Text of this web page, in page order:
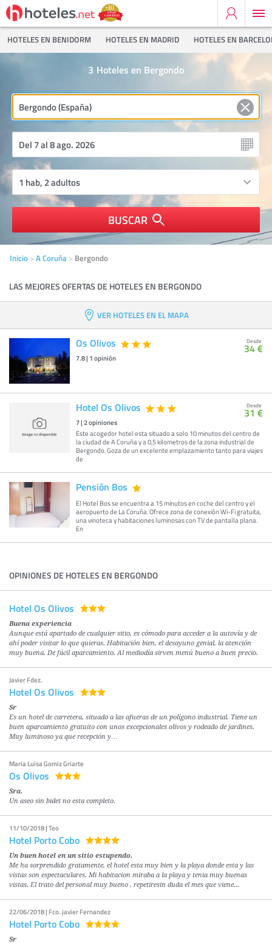
HOTELES EN BENIDORM HOTELES EN MADRID HOTELES EN
Hoteles en Bergondo
3
BUSCAR
Inicio A Coruña Bergondo
LAS MEJORES OFERTAS DE HOTELES EN BERGONDO
VER HOTELES EN EL MAPA
Os Olivos
7.8| 1opinión
Desde
34 €
Hotel Os Olivos
7|2opiniones
Este acogedor hotel esta situado a solo 10 minutos del centro de
la ciudad de A Coruña y a 0,5 kilometros de la zona industrial de
Bergondo. Goza de un excelente emplazamiento tanto para viajes
de
Desde
31 €
Pensión Bos
El Hotel Bos se encuentra a 15 minutos en coche del centro y el
aeropuerto de La Coruña. Ofrece zona de conexión Wi-Fi gratuita,
una vinoteca y habitaciones luminosas con TV de pantalla plana.
En
OPINIONES DE HOTELES EN BERGONDO
Hotel Os Olivos
Buena experiencia
Aunque está apartado de cualquier sitio, es cómodo para acceder a la autovía y de
ahí poder visitar lo que quieras. Habitación bien, el desayuno genial, la atención
muy buena. De fácil aparcamiento. Al mediodía sirven menú bueno a buen precio.
Javier Fdez.
Hotel Os Olivos
Sr
Es un hotel de carretera, situado a las afueras de un polígono industrial. Tiene un
buen aparcamiento gratuito con unos excepcionales olivos y rodeado de jardines.
Muy luminoso ya que recepción y…
Maria Luisa Gomiz Griarte
Os Olivos
Sra.
Un aseo sin bidet no esta completo.
11/10/2018 | Teo
Hotel Porto Cobo
Un buen hotel en un sitio estupendo.
Me ha sorprendido gratamente, el hotel esta muy bien y la playa donde esta y las
vistas son espectaculares. Mi habitacion miraba a la playa y tenia muy buenas
vistas. El trato del personal muy bueno , repetiresin duda el mes que viene...
22/06/2018 | Fco. javier Fernandez
Hotel Porto Cobo
Sr